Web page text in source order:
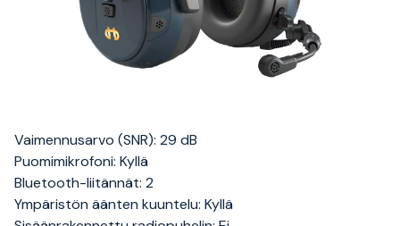
Vaimennusarvo (SNR): 29 dB
Puomimikrofoni: Kyllä
Bluetooth-liitännät: 2
Ympäristön äänten kuuntelu: Kyllä